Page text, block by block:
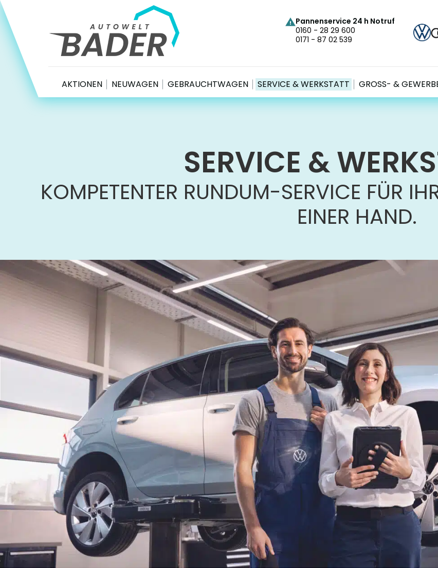
Autowelt Bader
Pannenservice 24 h Notruf
0160 - 28 29 600
0171 - 87 02 539
AKTIONEN NEUWAGEN GEBRAUCHTWAGEN SERVICE & WERKSTATT GROSS- &
SERVICE &
KOMPETENTER RUNDUM-SERVICE FÜR
EINER HAND.